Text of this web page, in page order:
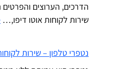
הדרכים, הערוצים
שירות לקוחות אוטו דיפו,…
נטפרי טלפון – שירות